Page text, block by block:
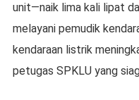
unit—naik lima kali lipat
melayani pemudik
kendaraan listrik
petugas SPKLU yang